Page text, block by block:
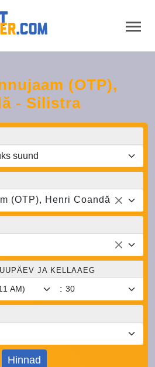
(OTP),
- Silistra
(OTP), Henri Coandă
JA KELLAAEG
:
Hinnad